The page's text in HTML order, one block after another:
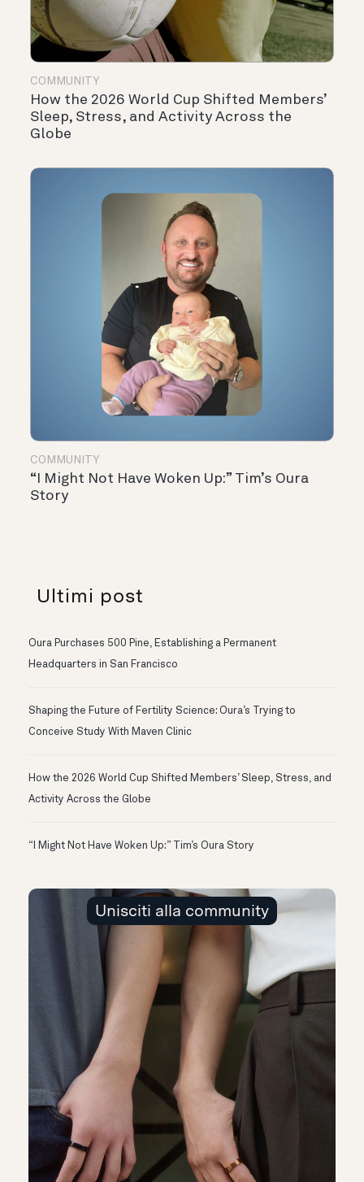
COMMUNITY
How the 2026 World Cup Shifted Members’
Sleep, Stress, and Activity Across the
Globe
COMMUNITY
“I Might Not Have Woken Up:” Tim’s Oura
Story
Ultimi post
Oura Purchases 500 Pine, Establishing a Permanent
Headquarters in San Francisco
Shaping the Future of Fertility Science: Oura’s Trying to
Conceive Study With Maven Clinic
How the 2026 World Cup Shifted Members’ Sleep, Stress, and
Activity Across the Globe
“I Might Not Have Woken Up:” Tim’s Oura Story
Unisciti alla community